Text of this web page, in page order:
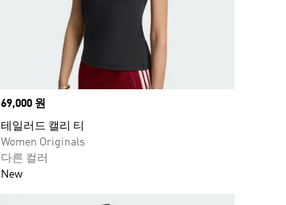
Price
69,000 원
테일러드 캘리 티
Women Originals
다른 컬러
New